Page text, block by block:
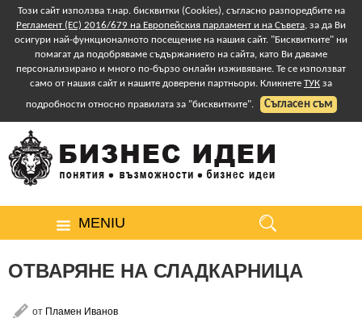
Този сайт използва т.нар. бисквитки (Cookies), съгласно разпоредбите на
Регламент (ЕС) 2016/679 на Европейския парламент и на Съвета, за да Ви
осигури най-функционалното посещение на нашия сайт. "Бисквитките" ни
помагат да подобряваме съдържанието на сайта, като Ви даваме
персонализирано и много по-бързо онлайн изживяване. Те се използват
само от нашия сайт и нашите доверени партньори. Кликнете ТУК за
подробности относно правилата за "бисквитките".
Съгласен съм
MENIU
ОТВАРЯНЕ НА СЛАДКАРНИЦА
от Пламен Иванов